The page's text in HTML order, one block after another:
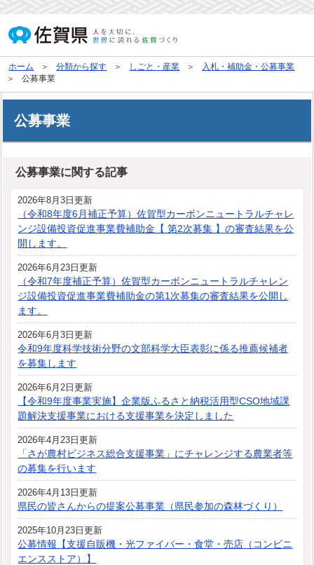
ホーム 分類から探す しごと・産業
入札・補助金・公募事業
公募事業
公募事業
公募事業に関する記事
2026年8月3日更新
（令和8年度6月補正予算）佐賀型カーボンニュートラルチャレ
ンジ設備投資促進事業費補助金【 第2次募集 】の審査結果を公
開します。
2026年6月23日更新
（令和7年度補正予算）佐賀型カーボンニュートラルチャレン
ジ設備投資促進事業費補助金の第1次募集の審査結果を公開し
ます。
2026年6月3日更新
令和9年度科学技術分野の文部科学大臣表彰に係る推薦候補者
を募集します
2026年6月2日更新
【令和9年度事業実施】企業版ふるさと納税活用型CSO地域課
題解決支援事業における支援事業を決定しました
2026年4月23日更新
「さが農村ビジネス総合支援事業」にチャレンジする農業者等
の募集を行います
2026年4月13日更新
県民の皆さんからの提案公募事業（県民参加の森林づくり）
2025年10月23日更新
公募情報【支援自販機・光ファイバー・食堂・売店（コンビニ
エンスストア）】